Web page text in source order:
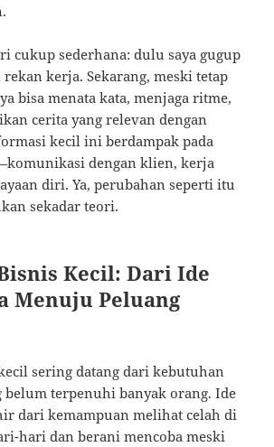
cukup sederhana: dulu saya gugup
kerja. Sekarang, meski tetap
bisa menata kata, menjaga ritme,
cerita yang relevan dengan
kecil ini berdampak pada
dengan klien, kerja
diri. Ya, perubahan seperti itu
sekadar teori.
Kecil: Dari Ide
Menuju Peluang
sering datang dari kebutuhan
belum terpenuhi banyak orang. Ide
dari kemampuan melihat celah di
hari dan berani mencoba meski